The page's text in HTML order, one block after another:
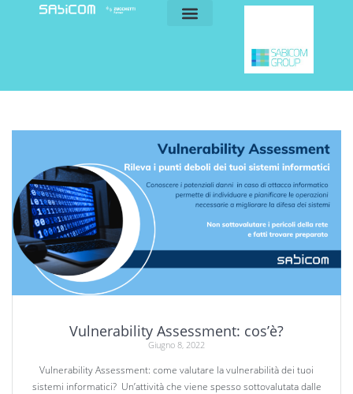
Vulnerability Assessment: cos’è?
Giugno 8, 2022
Vulnerability Assessment: come valutare la vulnerabilità dei tuoi
sistemi informatici? Un’attività che viene spesso sottovalutata dalle